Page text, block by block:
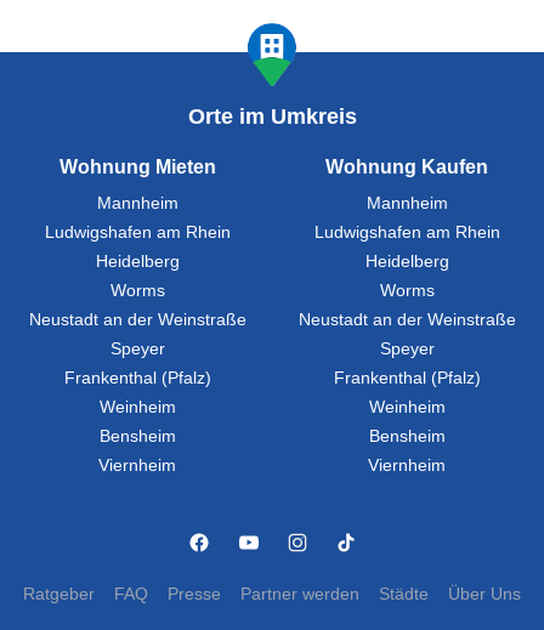
Orte im Umkreis
Wohnung Mieten
Mannheim
Ludwigshafen am Rhein
Heidelberg
Worms
Neustadt an der Weinstraße
Speyer
Frankenthal (Pfalz)
Weinheim
Bensheim
Viernheim
Wohnung Kaufen
Mannheim
Ludwigshafen am Rhein
Heidelberg
Worms
Neustadt an der Weinstraße
Speyer
Frankenthal (Pfalz)
Weinheim
Bensheim
Viernheim
Ratgeber FAQ Presse Partner werden Städte Über Uns